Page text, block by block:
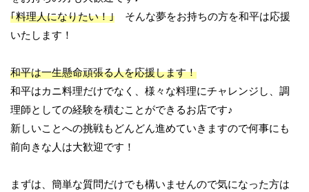
｢料理人になりたい！｣ そんな夢をお持ちの方を和平は応援
いたします！
和平は一生懸命頑張る人を応援します！
和平はカニ料理だけでなく、様々な料理にチャレンジし、調
理師としての経験を積むことができるお店です♪
新しいことへの挑戦もどんどん進めていきますので何事にも
前向きな人は大歓迎です！
まずは、簡単な質問だけでも構いませんので気になった方は